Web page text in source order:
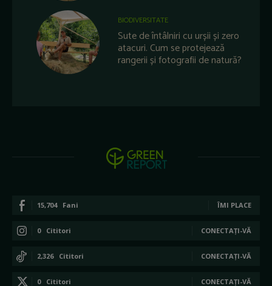
BIODIVERSITATE
Sute de întâlniri cu urșii și zero
atacuri. Cum se protejează
rangerii și fotografii de natură?
15,704 Fani ÎMI PLACE
0 Cititori CONECTAȚI-VĂ
2,326 Cititori CONECTAȚI-VĂ
0 Cititori CONECTAȚI-VĂ